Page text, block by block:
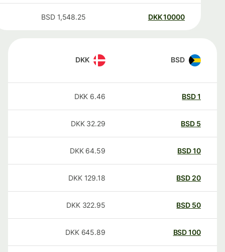
10000
DKK
1,548.25
BSD
BSD
DKK
BSD
6.46
DKK
BSD
32.29
DKK
BSD
64.59
DKK
20
BSD
129.18
DKK
50
BSD
322.95
DKK
100
BSD
645.89
DKK